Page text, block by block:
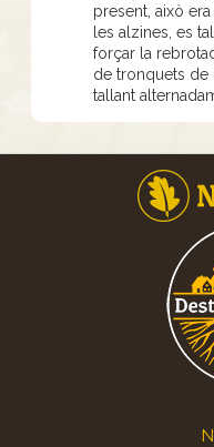
present, això
les alzines, es
forçar la
de tronquets de
tallant